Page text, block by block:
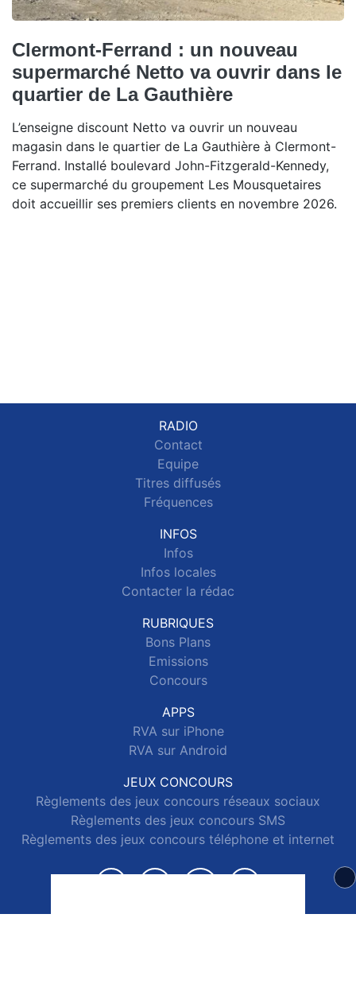
Clermont-Ferrand : un nouveau
supermarché Netto va ouvrir dans le
quartier de La Gauthière
L’enseigne discount Netto va ouvrir un nouveau
magasin dans le quartier de La Gauthière à Clermont-
Ferrand. Installé boulevard John-Fitzgerald-Kennedy,
ce supermarché du groupement Les Mousquetaires
doit accueillir ses premiers clients en novembre 2026.
RADIO
Contact
Equipe
Titres diffusés
Fréquences
INFOS
Infos
Infos locales
Contacter la rédac
RUBRIQUES
Bons Plans
Emissions
Concours
APPS
RVA sur iPhone
RVA sur Android
JEUX CONCOURS
Règlements des jeux concours réseaux sociaux
Règlements des jeux concours SMS
Règlements des jeux concours téléphone et internet